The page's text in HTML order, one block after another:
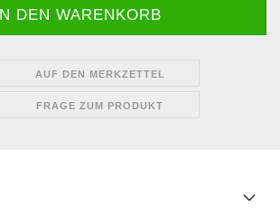
AUF DEN MERKZETTEL
FRAGE ZUM PRODUKT